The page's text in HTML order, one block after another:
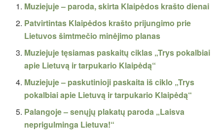
Muziejuje – paroda, skirta Klaipėdos krašto dienai
Patvirtintas Klaipėdos krašto prijungimo prie
Lietuvos šimtmečio minėjimo planas
Muziejuje tęsiamas paskaitų ciklas „Trys pokalbiai
apie Lietuvą ir tarpukario Klaipėdą“
Muziejuje – paskutinioji paskaita iš ciklo „Trys
pokalbiai apie Lietuvą ir tarpukario Klaipėdą“
Palangoje – senųjų plakatų paroda „Laisva
neprigulminga Lietuva!“